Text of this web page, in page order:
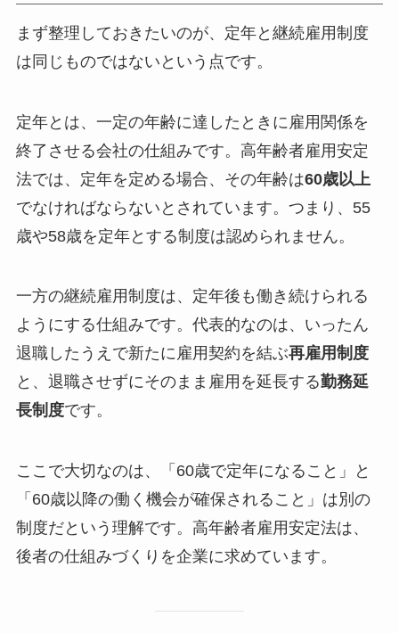
まず整理しておきたいのが、定年と継続雇用制度
は同じものではないという点です。
定年とは、一定の年齢に達したときに雇用関係を
終了させる会社の仕組みです。高年齢者雇用安定
法では、定年を定める場合、その年齢は60歳以上
でなければならないとされています。つまり、55
歳や58歳を定年とする制度は認められません。
一方の継続雇用制度は、定年後も働き続けられる
ようにする仕組みです。代表的なのは、いったん
退職したうえで新たに雇用契約を結ぶ再雇用制度
と、退職させずにそのまま雇用を延長する勤務延
長制度です。
ここで大切なのは、「60歳で定年になること」と
「60歳以降の働く機会が確保されること」は別の
制度だという理解です。高年齢者雇用安定法は、
後者の仕組みづくりを企業に求めています。